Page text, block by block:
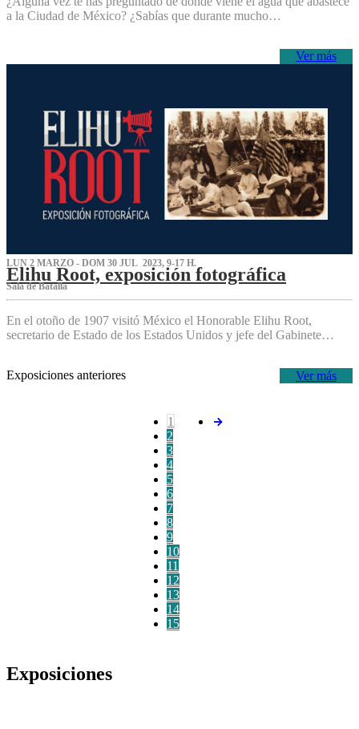
a la Ciudad de México? ¿Sabías que durante mucho…
Ver más
LUN 2 MARZO - DOM 30 JUL 2023, 9-17 H.
Elihu Root, exposición fotográfica
Sala de Batalla
En el otoño de 1907 visitó México el Honorable Elihu Root,
secretario de Estado de los Estados Unidos y jefe del Gabinete…
Ver más
Exposiciones anteriores
1
2
3
4
5
6
7
8
9
10
11
12
13
14
15
Exposiciones